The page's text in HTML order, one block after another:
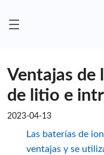
Ventajas de
de litio e
2023-04-13
Las baterías de
ventajas y se